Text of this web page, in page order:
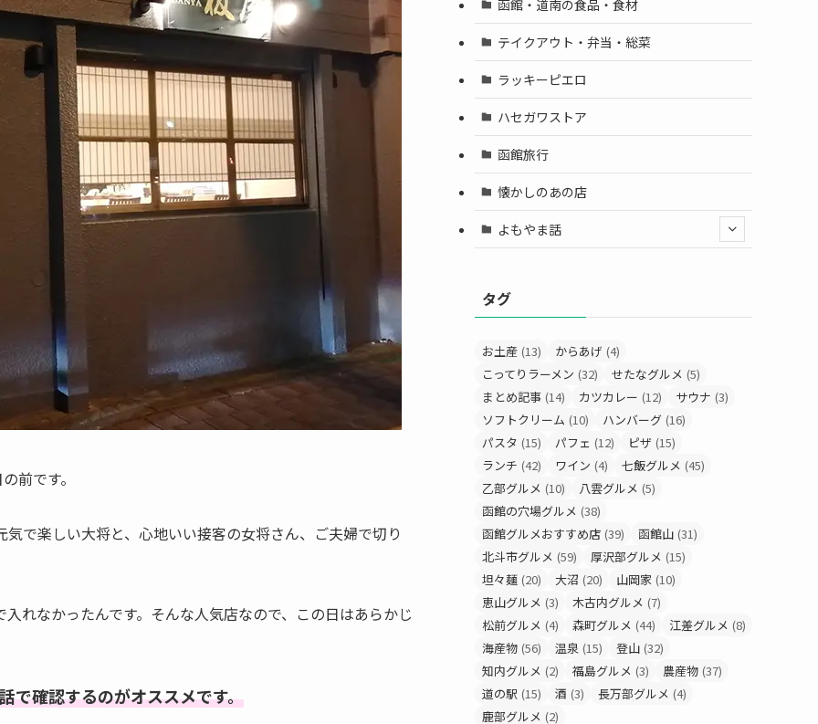
前です。
で楽しい大将と、心地いい接客の女将さん、ご夫婦で切り
れなかったんです。そんな人気店なので、この日はあらかじ
で確認するのがオススメです。
函館・道南の食品・食材
テイクアウト・弁当・総菜
ラッキーピエロ
ハセガワストア
函館旅行
懐かしのあの店
よもやま話
タグ
お土産 (13) からあげ (4)
こってりラーメン (32) せたなグルメ (5)
まとめ記事 (14) カツカレー (12) サウナ (3)
ソフトクリーム (10) ハンバーグ (16)
パスタ (15) パフェ (12) ピザ (15)
ランチ (42) ワイン (4) 七飯グルメ (45)
乙部グルメ (10) 八雲グルメ (5)
函館の穴場グルメ (38)
函館グルメおすすめ店 (39) 函館山 (31)
北斗市グルメ (59) 厚沢部グルメ (15)
坦々麺 (20) 大沼 (20) 山岡家 (10)
恵山グルメ (3) 木古内グルメ (7)
松前グルメ (4) 森町グルメ (44) 江差グルメ (8)
海産物 (56) 温泉 (15) 登山 (32)
知内グルメ (2) 福島グルメ (3) 農産物 (37)
道の駅 (15) 酒 (3) 長万部グルメ (4)
鹿部グルメ (2)